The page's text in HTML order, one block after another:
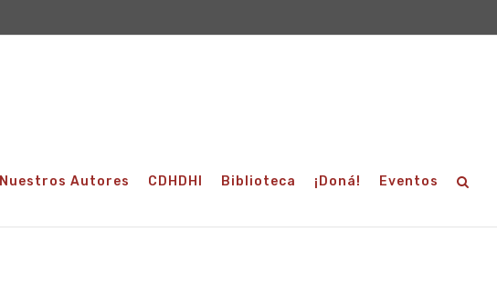
Nuestros Autores CDHDHI Biblioteca ¡Doná! Eventos